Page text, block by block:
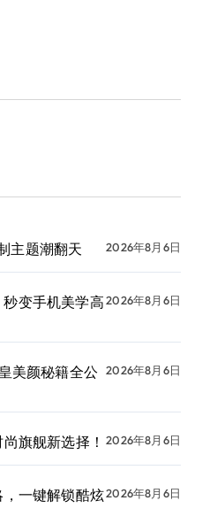
主题潮翻天 2026年8月6日
变手机美学高2026年8月6日
美颜秘籍全公 2026年8月6日
旗舰新选择！ 2026年8月6日
一键解锁酷炫2026年8月6日